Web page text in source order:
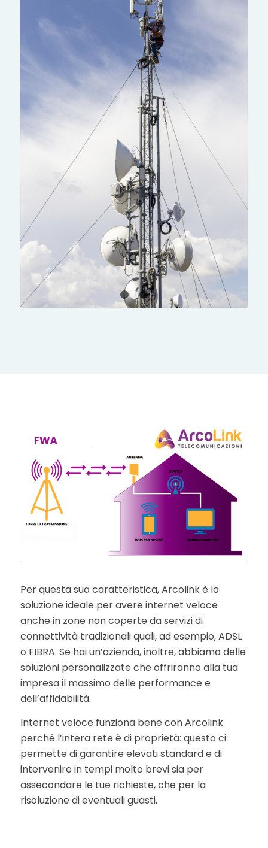
1 2 3
Per questa sua caratteristica, Arcolink è la
soluzione ideale per avere internet veloce
anche in zone non coperte da servizi di
connettività tradizionali quali, ad esempio, ADSL
o FIBRA. Se hai un’azienda, inoltre, abbiamo delle
soluzioni personalizzate che offriranno alla tua
impresa il massimo delle performance e
dell’affidabilità.
Internet veloce funziona bene con Arcolink
perché l’intera rete è di proprietà: questo ci
permette di garantire elevati standard e di
intervenire in tempi molto brevi sia per
assecondare le tue richieste, che per la
risoluzione di eventuali guasti.